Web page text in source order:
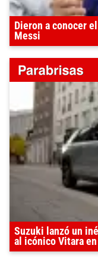
Dieron a conocer
Messi
Suzuki lanzó un
al icónico Vitara